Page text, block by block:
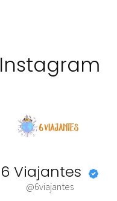
Instagram
6 Viajantes
@6viajantes